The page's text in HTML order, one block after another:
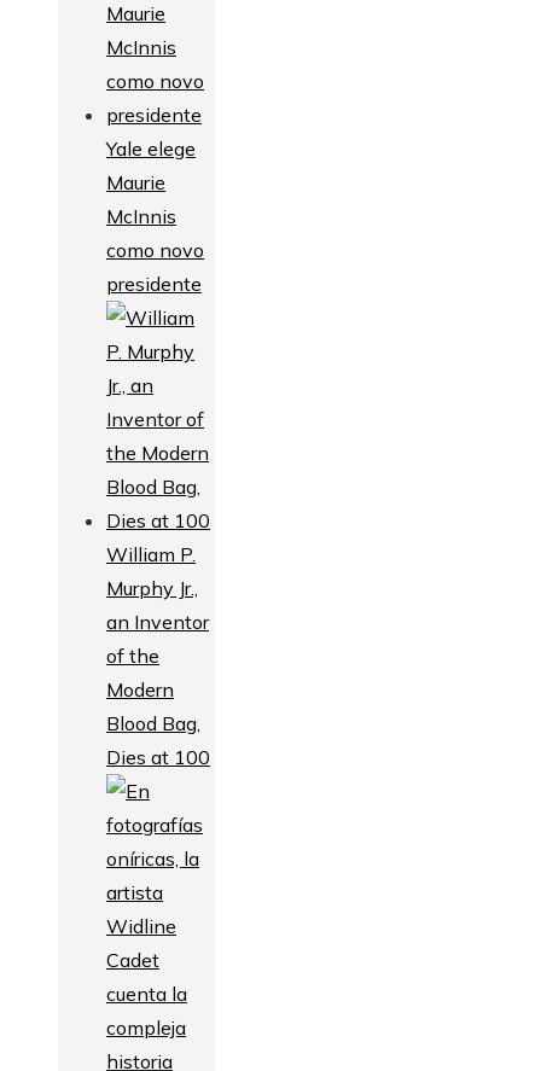
Yale elege
Maurie
McInnis
como novo
presidente
William P.
Murphy Jr.,
an Inventor
of the
Modern
Blood Bag,
Dies at 100